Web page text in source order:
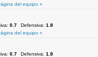
del equipo »
0.7 Defensiva: 1.8
del equipo »
0.7 Defensiva: 1.8